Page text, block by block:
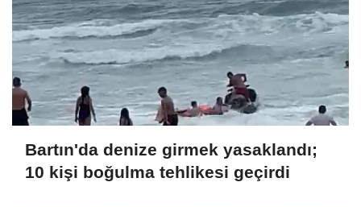
Bartın'da denize girmek yasaklandı;
10 kişi boğulma tehlikesi geçirdi